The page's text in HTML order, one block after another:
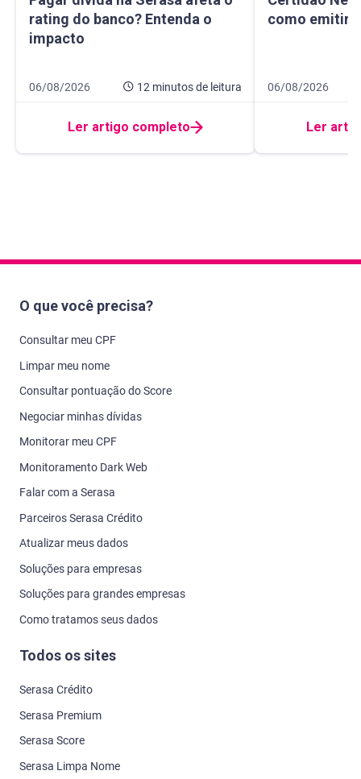
rating do banco? Entenda o
impacto
Data de publicação 6 de agosto de 2026
06/08/2026 12 minutosde leitura
12 minutos de leitura
Ler artigo completo
como emitir
Data de
06/08/2026
8 minutos de
Ler
O que você precisa?
Consultar meu CPF
Limpar meu nome
Consultar pontuação do Score
Negociar minhas dívidas
Monitorar meu CPF
Monitoramento Dark Web
Falar com a Serasa
Parceiros Serasa Crédito
Atualizar meus dados
Soluções para empresas
Soluções para grandes empresas
Como tratamos seus dados
Todos os sites
Serasa Crédito
Serasa Premium
Serasa Score
Serasa Limpa Nome